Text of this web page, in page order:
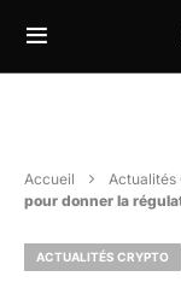
Accueil Actualités
pour donner la
ACTUALITÉS CRYPTO